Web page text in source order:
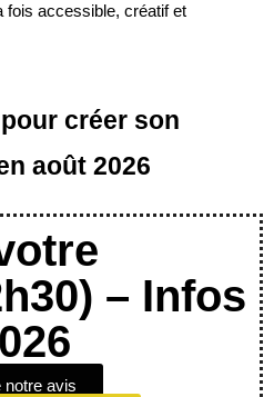
fois accessible, créatif et
créer son
août 2026
– Infos
notre avis